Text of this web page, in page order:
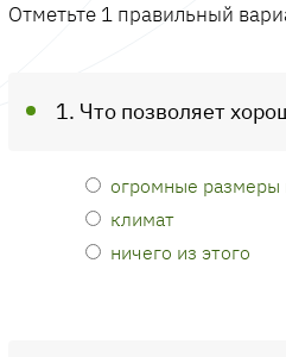
Отметьте 1 правильный
1. Что позволяет
огромные размеры
климат
ничего из этого